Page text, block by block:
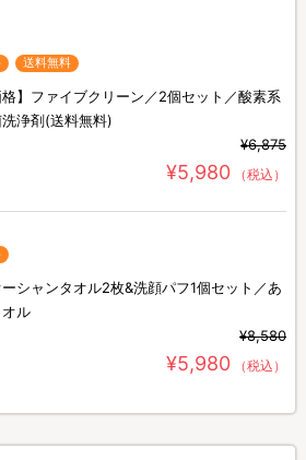
送料無料
格】ファイブクリーン／2個セット／酸素系
浄剤(送料無料)
¥6,875
¥5,980 （税込）
シャンタオル2枚&洗顔パフ1個セット／あ
ル
¥8,580
¥5,980 （税込）